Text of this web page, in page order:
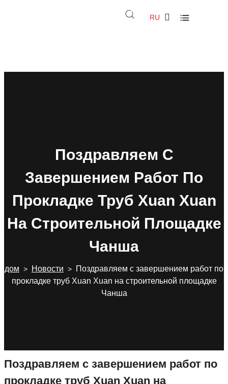
RU
Поздравляем С
Завершением Работ По
Прокладке Труб Xuan Xuan
На Строительной Площадке
Чанша
дом > Новости >
Поздравляем с завершением работ по
прокладке труб Xuan Xuan на строительной площадке
Чанша
Поздравляем с завершением работ по
прокладке труб Xuan Xuan на